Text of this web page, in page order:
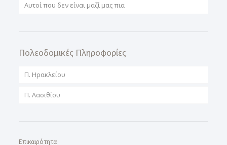
Αυτοί που δεν είναι μαζί μας πια
Πολεοδομικές Πληροφορίες
Π. Ηρακλείου
Π. Λασιθίου
Επικαιρότητα